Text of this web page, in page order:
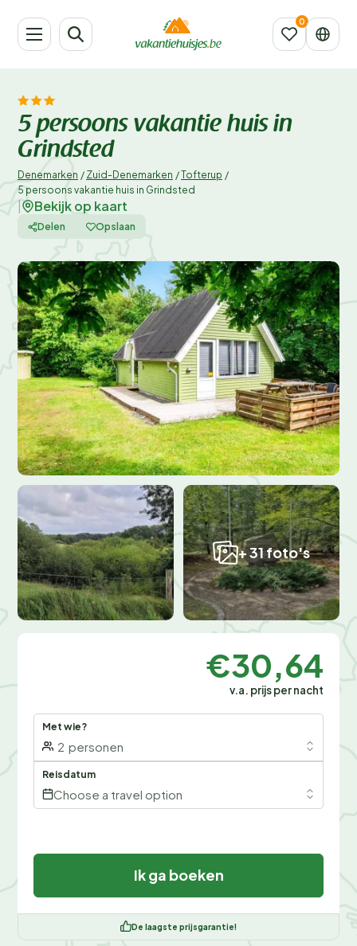
5 persoons vakantie huis in
Grindsted
Denemarken / Zuid-Denemarken /Tofterup /
5 persoons vakantie huis in Grindsted
Bekijk op kaart
Delen Opslaan
+ 31 foto's
€30,64
v.a. prijs per nacht
Met wie?
2 personen
Reisdatum
Choose a travel option
Ik ga boeken
De laagste prijsgarantie!